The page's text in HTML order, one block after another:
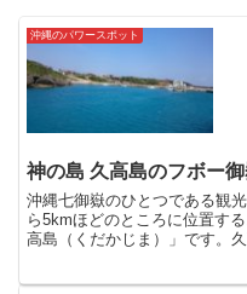
沖縄のパワースポット
神の島 久高島のフボー御
沖縄七御嶽のひとつである観
ら5kmほどのところに位置す
高島（くだかじま）」です。
いう神が舞い降りて国をつく